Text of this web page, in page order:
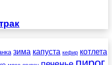
зима капуста кефир котлета